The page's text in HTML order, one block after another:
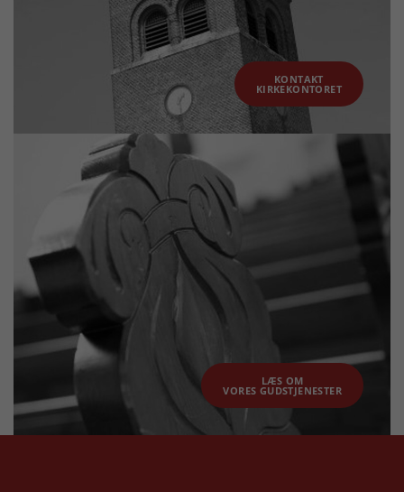
KONTAKT
KIRKEKONTORET
LÆS OM
VORES GUDSTJENESTER